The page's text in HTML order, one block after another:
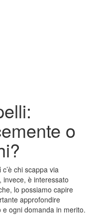
o
c’è chi scappa via
è interessato
lo possiamo capire
approfondire
e ogni domanda in merito.